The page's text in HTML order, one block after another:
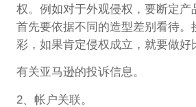
权。例如对于外观侵权，要断定产
首先要依据不同的造型差别看待。
彩，如果肯定侵权成立，就要做好
有关亚马逊的投诉信息。
2、帐户关联。